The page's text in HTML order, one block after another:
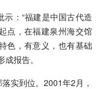
：“福建是中国古代造
点，在福建泉州海交馆
色，有意义，也有基础
报告。
实到位。2001年2月，